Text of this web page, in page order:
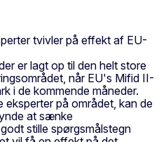
tvivler på effekt af EU-
er lagt op til den helt store
når EU's Mifid II-
i de kommende måneder.
på området, kan de
at sænke
stille spørgsmålstegn